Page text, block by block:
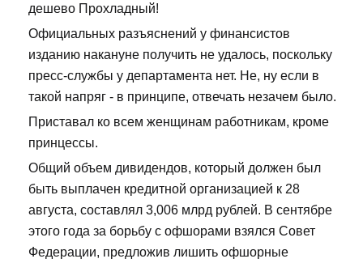
дешево Прохладный!
Официальных разъяснений у финансистов
изданию накануне получить не удалось, поскольку
пресс-службы у департамента нет. Не, ну если в
такой напряг - в принципе, отвечать незачем было.
Приставал ко всем женщинам работникам, кроме
принцессы.
Общий объем дивидендов, который должен был
быть выплачен кредитной организацией к 28
августа, составлял 3,006 млрд рублей. В сентябре
этого года за борьбу с офшорами взялся Совет
Федерации, предложив лишить офшорные